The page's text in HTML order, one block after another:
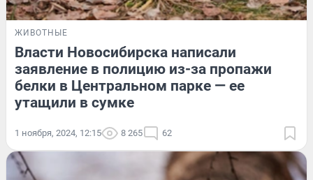
ЖИВОТНЫЕ
Власти Новосибирска написали
заявление в полицию из-за пропажи
белки в Центральном парке — ее
утащили в сумке
1 ноября, 2024, 12:15 8 265 62